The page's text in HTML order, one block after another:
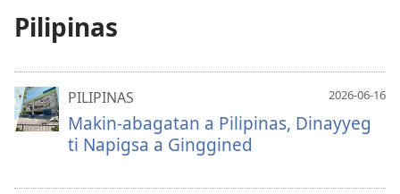
window)
Pilipinas
2026-06-16
PILIPINAS
Makin-abagatan a Pilipinas, Dinayyeg
ti Napigsa a Ginggined